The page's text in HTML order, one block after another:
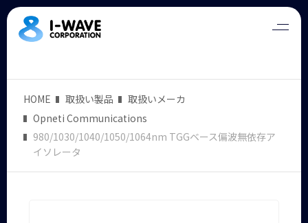
HOME 取扱い製品
取扱いメーカ
Opneti Communications
980/1030/1040/1050/1064nm TGGベース偏波無依存ア
イソレータ